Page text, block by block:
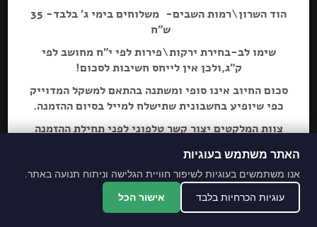
הוד השרון\רמות השבים- משלוחים בימי ג' בלבד- 35
ש"ח
שימו לב-בחירת ירקות\פירות לפי י"ח מחושב לפי
ק"ג,ולכן אין לייחס חשיבות לסכום!
סכום החיוב אינו סופי ומשתנה בהתאם למשקל המדוייק
כפי שיופיע בחשבונית שתישלח למייל בסיום ההזמנה.
צוות המלקטים יצור קשר טלפוני לפני תחילת ההזמנה
מתחייבים לסחורה הכי
מובחרת!
*האתר והמקום עם נגישות מלאה לנכים.
האתר משתמש בעוגיות
אנו משתמשים בעוגיות לשיפור חוויית הגלישה וניתוח תנועה באתר.
עוגיות הכרחיות בלבד אישור הכל